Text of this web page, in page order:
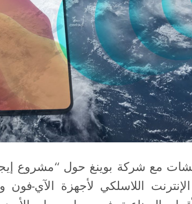
آبل مناقشات مع شركة بوينغ حول
اللاسلكي لأجهزة الآي-فون